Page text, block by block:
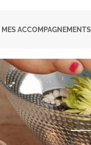
MES ACCOMPAGNEMENTS